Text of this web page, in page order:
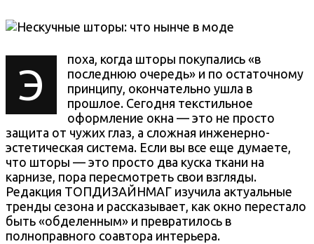
Э
поха, когда шторы покупались «в
последнюю очередь» и по остаточному
принципу, окончательно ушла в
прошлое. Сегодня текстильное
оформление окна — это не просто
защита от чужих глаз, а сложная инженерно-
эстетическая система. Если вы все еще думаете,
что шторы — это просто два куска ткани на
карнизе, пора пересмотреть свои взгляды.
Редакция ТОПДИЗАЙНМАГ изучила актуальные
тренды сезона и рассказывает, как окно перестало
быть «обделенным» и превратилось в
полноправного соавтора интерьера.